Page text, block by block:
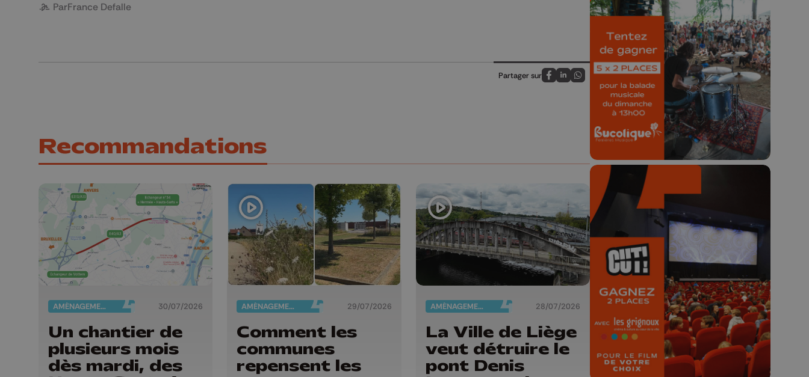
ParFrance Defalle
Partager sur
Partagez sur FaceBook
Partagez sur LinkedIn
Partagez sur Whatsapp
Recommandations
AMÉNAGEMENT DU TERRITOIRE 30/07/2026
Un chantier de
plusieurs mois
dès mardi, des
AMÉNAGEMENT DU TERRITOIRE 29/07/2026
Comment les
communes
repensent les
AMÉNAGEMENT DU TERRITOIRE 28/07/2026
La Ville de Liège
veut détruire le
pont Denis
🎁 Gagnez 5x2
places pour le
Bucolique Ferrières
Festival 🌿🎶
Concours valable jusqu'au 9 août,
23h59.
🎬 Concours CUT x
Les Grignoux ✨
Concours permanent - 2 places à
gagner chaque semaine !